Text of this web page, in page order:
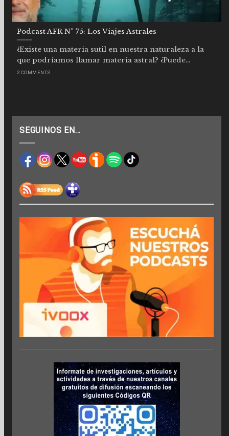
Podcast AFR Nº 75: Los Viajes Astrales
¿Existe una materia sutil en nuestra naturaleza a la
que podríamos llamar materia astral? ¿Puede...
2 COMMENTS
SEGUINOS EN…